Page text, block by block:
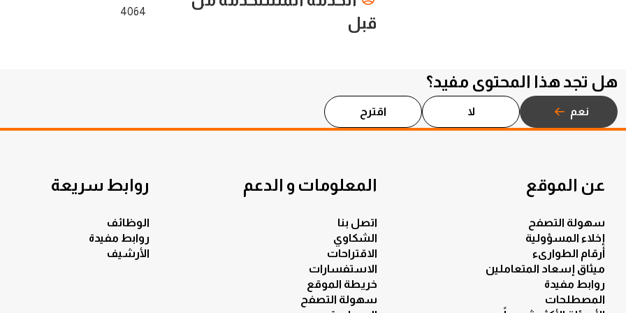
قبل
4064
هل تجد هذا المحتوى مفيد؟
نعم لا اقترح
عن الموقع
سهولة التصفح
إخلاء المسؤولية
أرقام الطوارىء
ميثاق إسعاد المتعاملين
روابط مفيدة
المصطلحات
المعلومات و الدعم
اتصل بنا
الشكاوي
الاقتراحات
الاستفسارات
خريطة الموقع
سهولة التصفح
روابط سريعة
الوظائف
روابط مفيدة
الأرشيف